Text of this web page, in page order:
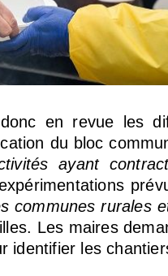
en revue les
du bloc
ayant
communes rurales
Les maires
identifier les